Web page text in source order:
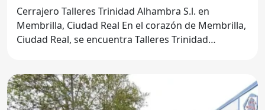
Cerrajero Talleres Trinidad Alhambra S.l. en
Membrilla, Ciudad Real En el corazón de Membrilla,
Ciudad Real, se encuentra Talleres Trinidad